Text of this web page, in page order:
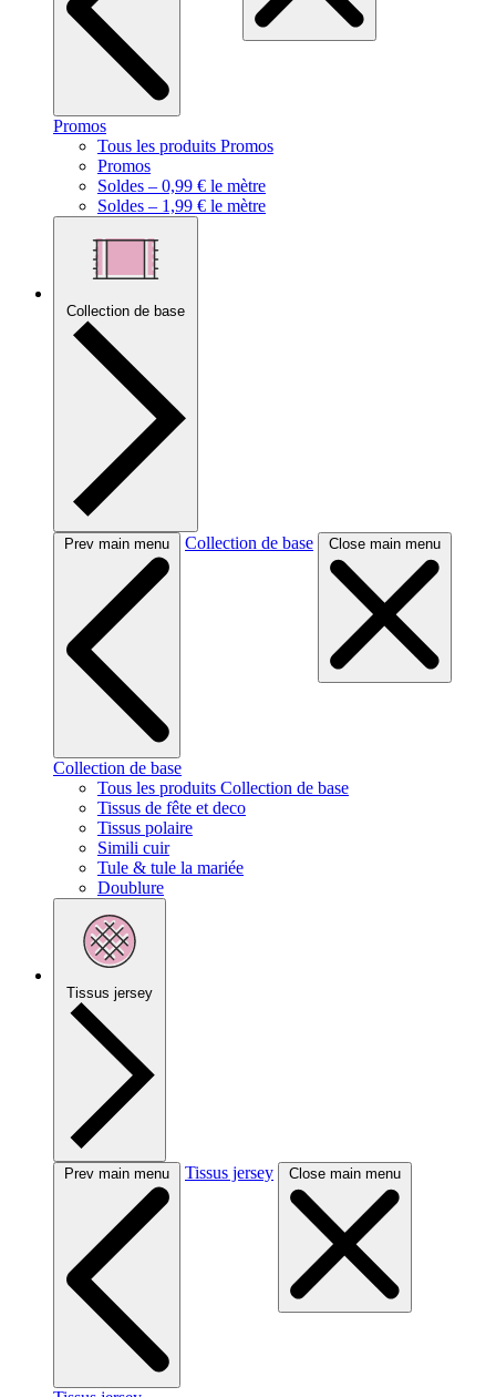
Promos
Tous les produits Promos
Promos
Soldes – 0,99 € le mètre
Soldes – 1,99 € le mètre
Collection de base
Prev main menu Collection de base Close main menu
Collection de base
Tous les produits Collection de base
Tissus de fête et deco
Tissus polaire
Simili cuir
Tule & tule la mariée
Doublure
Tissus jersey
Prev main menu Tissus jersey Close main menu